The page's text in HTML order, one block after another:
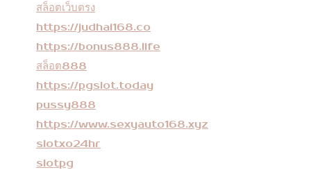
ได้
สล็อตเว็บตรง
https://judhai168.co
https://bonus888.life
สล็อต888
https://pgslot.today
pussy888
https://www.sexyauto168.xyz
slotxo24hr
slotpg